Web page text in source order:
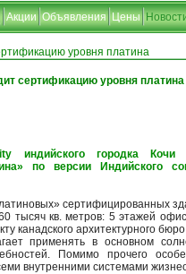
Акции Объявления Цены
уровня платина
сертификацию уровня платина
индийского городка Кочи
по версии Индийского
сертифицированных
тысяч кв. метров: 5 этажей
канадского архитектурного
применять в основном
Помимо прочего
внутренними системами